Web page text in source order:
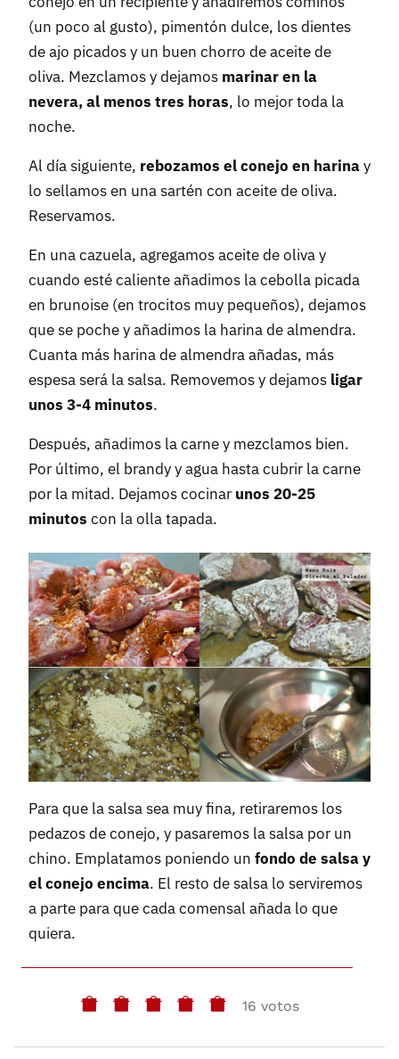
(un poco al gusto), pimentón dulce, los dientes
de ajo picados y un buen chorro de aceite de
oliva. Mezclamos y dejamos marinar en la
nevera, al menos tres horas, lo mejor toda la
noche.
Al día siguiente, rebozamos el conejo en harinay
lo sellamos en una sartén con aceite de oliva.
Reservamos.
En una cazuela, agregamos aceite de oliva y
cuando esté caliente añadimos la cebolla picada
en brunoise (en trocitos muy pequeños), dejamos
que se poche y añadimos la harina de almendra.
Cuanta más harina de almendra añadas, más
espesa será la salsa. Removemos y dejamos ligar
unos 3-4 minutos.
Después, añadimos la carne y mezclamos bien.
Por último, el brandy y agua hasta cubrir la carne
por la mitad. Dejamos cocinar unos 20-25
minutos con la olla tapada.
Para que la salsa sea muy fina, retiraremos los
pedazos de conejo, y pasaremos la salsa por un
chino. Emplatamos poniendo un fondo de salsa y
el conejo encima. El resto de salsa lo serviremos
a parte para que cada comensal añada lo que
quiera.
16 votos